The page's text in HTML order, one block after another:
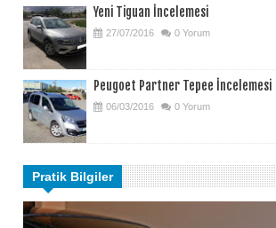
Yeni Tiguan İncelemesi
27/07/2016 0 Yorum
Peugoet Partner Tepee İncelemesi
06/03/2016 0 Yorum
Pratik Bilgiler